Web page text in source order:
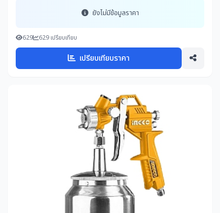
ยังไม่มีข้อมูลราคา
629 629 เปรียบเทียบ
เปรียบเทียบราคา